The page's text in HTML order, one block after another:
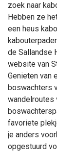
zoek naar
Hebben ze
een heus
de Sallandse
website van
Genieten van
boswachters
wandelroutes
favoriete
je anders
opgestuurd